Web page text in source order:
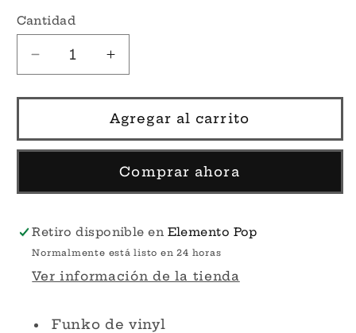
Cantidad
Reducir
cantidad
para
Encargo
-
Flowers
-
Scott
Takes
Funko
Aumentar
cantidad
para
Por
Encargo
-
Ramona
Flowers
-
Scott
Takes
Funko
Agregar al carrito
Comprar ahora
Retiro disponible en Elemento Pop
Normalmente está listo en 24 horas
Ver información de la tienda
Funko de vinyl